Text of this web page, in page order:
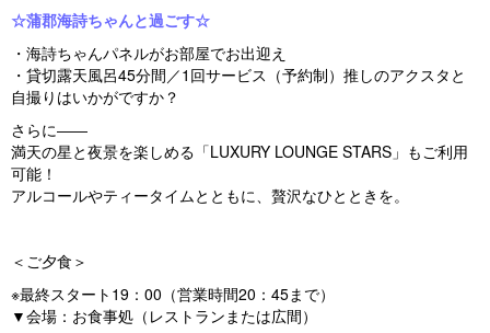
☆蒲郡海詩ちゃんと過ごす☆
・海詩ちゃんパネルがお部屋でお出迎え
・貸切露天風呂45分間／1回サービス（予約制）推しのアクスタと
自撮りはいかがですか？
さらに――
満天の星と夜景を楽しめる「LUXURY LOUNGE STARS」もご利用
可能！
アルコールやティータイムとともに、贅沢なひとときを。
＜ご夕食＞
※最終スタート19：00（営業時間20：45まで）
▼会場：お食事処（レストランまたは広間）